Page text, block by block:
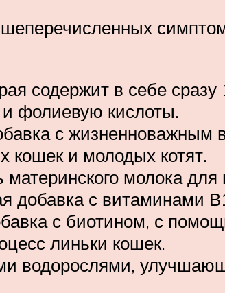
содержит в себе
фолиевую кислоты.
с жизненноважным
кошек и молодых котят.
молока для
добавка с витаминами
с биотином, с
линьки кошек.
водорослями,